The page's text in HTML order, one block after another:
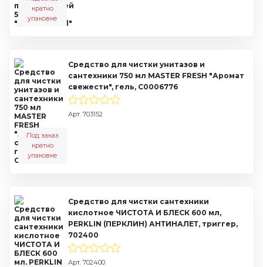
кратно
упаковке
Средство для чистки унитазов и
сантехники 750 мл MASTER FRESH "Аромат
свежести", гель, С0006776
Арт. 703152
Под заказ
кратно
упаковке
Средство для чистки сантехники
кислотное ЧИСТОТА И БЛЕСК 600 мл,
PERKLIN (ПЕРКЛИН) АНТИНАЛЕТ, триггер,
702400
Арт. 702400